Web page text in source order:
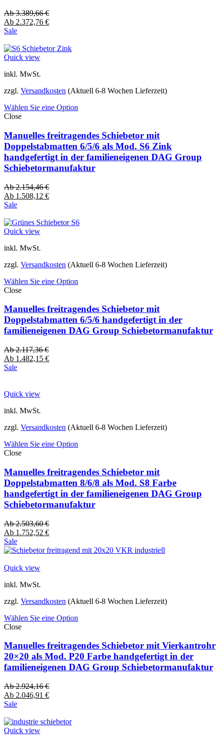
Ab3.389,66€
Ab 2.372,76 €
Sale
Quick view
inkl. MwSt.
zzgl. Versandkosten (Aktuell 6-8 Wochen Lieferzeit)
Wählen Sie eine Option
Close
Manuelles freitragendes Schiebetor mit
Doppelstabmatten 6/5/6 als Mod. S6 Zink
handgefertigt in der familieneigenen DAG Group
Schiebetormanufaktur
Ab2.154,46€
Ab 1.508,12 €
Sale
Quick view
inkl. MwSt.
zzgl. Versandkosten (Aktuell 6-8 Wochen Lieferzeit)
Wählen Sie eine Option
Close
Manuelles freitragendes Schiebetor mit
Doppelstabmatten 6/5/6 handgefertigt in der
familieneigenen DAG Group Schiebetormanufaktur
Ab2.117,36€
Ab 1.482,15 €
Sale
Quick view
inkl. MwSt.
zzgl. Versandkosten (Aktuell 6-8 Wochen Lieferzeit)
Wählen Sie eine Option
Close
Manuelles freitragendes Schiebetor mit
Doppelstabmatten 8/6/8 als Mod. S8 Farbe
handgefertigt in der familieneigenen DAG Group
Schiebetormanufaktur
Ab2.503,60€
Ab 1.752,52 €
Sale
Quick view
inkl. MwSt.
zzgl. Versandkosten (Aktuell 6-8 Wochen Lieferzeit)
Wählen Sie eine Option
Close
Manuelles freitragendes Schiebetor mit Vierkantrohr
20×20 als Mod. P20 Farbe handgefertigt in der
familieneigenen DAG Group Schiebetormanufaktur
Ab2.924,16€
Ab 2.046,91 €
Sale
Quick view